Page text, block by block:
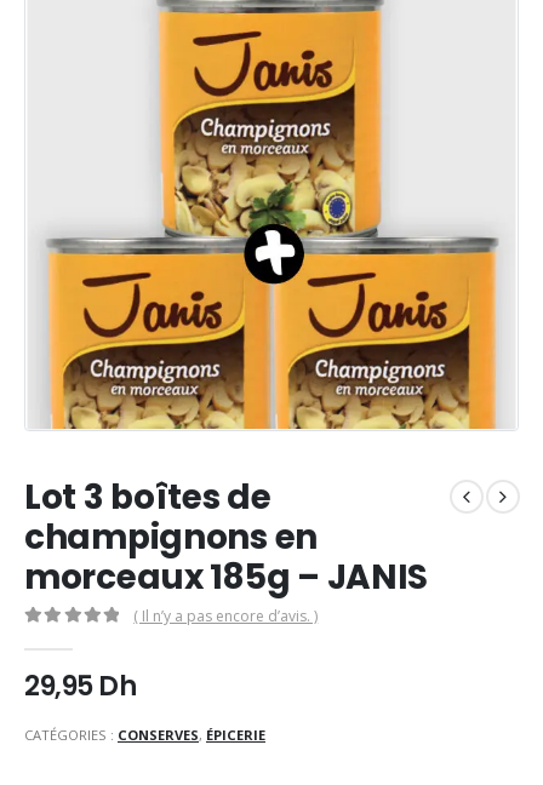
Lot 3 boîtes de
champignons en
morceaux 185g – JANIS
( Il n’y a pas encore d’avis. )
29,95Dh
CATÉGORIES : CONSERVES, ÉPICERIE